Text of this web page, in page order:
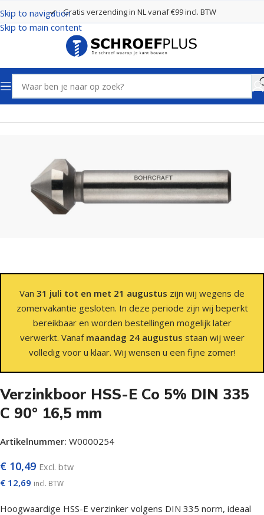
Skip to navigation
Skip to main content
Gratis verzending in NL vanaf €99 incl. BTW
Home Frezen Verzinkfrezen
Van 31 juli tot en met 21 augustus zijn wij wegens de
zomervakantie gesloten. In deze periode zijn wij beperkt
bereikbaar en worden bestellingen mogelijk later
verwerkt. Vanaf maandag 24 augustus staan wij weer
volledig voor u klaar. Wij wensen u een fijne zomer!
Verzinkboor HSS-E Co 5% DIN 335
C 90° 16,5 mm
Artikelnummer: W0000254
€ 10,49 Excl. btw
€ 12,69 incl. BTW
Hoogwaardige HSS-E verzinker volgens DIN 335 norm, ideaal